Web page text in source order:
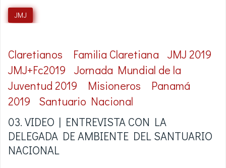
JMJ
Claretianos Familia Claretiana
JMJ 2019
JMJ+Fc2019
Jornada Mundial de la
Juventud 2019
Misioneros
Panamá
2019
Santuario Nacional
03. VIDEO | ENTREVISTA CON LA
DELEGADA DE AMBIENTE DEL SANTUARIO
NACIONAL